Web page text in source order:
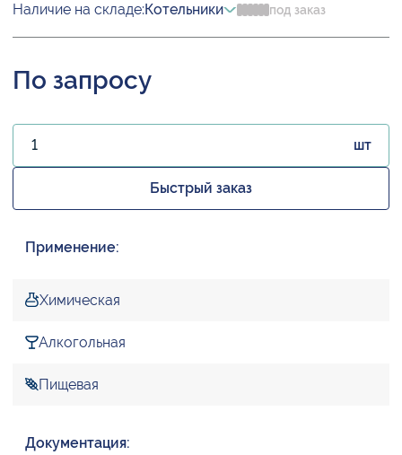
Наличие на складе:Котельники под заказ
По запросу
шт
Быстрый заказ
Применение:
Химическая
Алкогольная
Пищевая
Документация: